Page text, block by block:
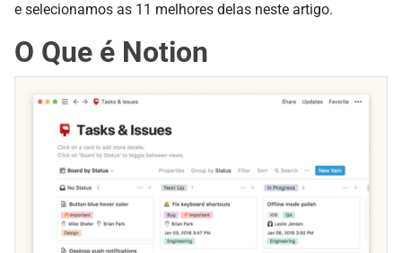
e selecionamos as 11 melhores delas neste artigo.
O Que é Notion